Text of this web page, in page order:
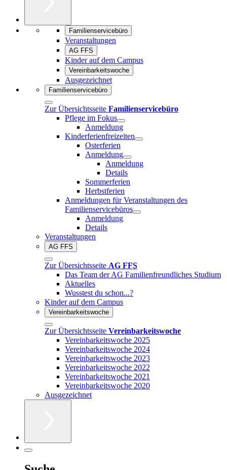
Familienservicebüro
Veranstaltungen
AG FFS
Kinder auf dem Campus
Vereinbarkeitswoche
Ausgezeichnet
Familienservicebüro
Zur Übersichtsseite Familienservicebüro
Pflege im Fokus
Anmeldung
Kinderferienfreizeiten
Osterferien
Anmeldung
Anmeldung
Details
Sommerferien
Herbstferien
Anmeldungen für Veranstaltungen des
Familienservicebüros
Anmeldung
Details
Veranstaltungen
AG FFS
Zur Übersichtsseite AG FFS
Das Team der AG Familienfreundliches Studium
Aktuelles
Wusstest du schon...?
Kinder auf dem Campus
Vereinbarkeitswoche
Zur Übersichtsseite Vereinbarkeitswoche
Vereinbarkeitswoche 2025
Vereinbarkeitswoche 2024
Vereinbarkeitswoche 2023
Vereinbarkeitswoche 2022
Vereinbarkeitswoche 2021
Vereinbarkeitswoche 2020
Ausgezeichnet